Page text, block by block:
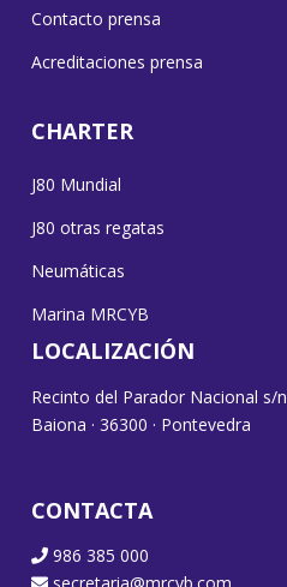
Contacto prensa
Acreditaciones prensa
CHARTER
J80 Mundial
J80 otras regatas
Neumáticas
Marina MRCYB
LOCALIZACIÓN
Recinto del Parador Nacional s/n
Baiona · 36300 · Pontevedra
CONTACTA
986 385 000